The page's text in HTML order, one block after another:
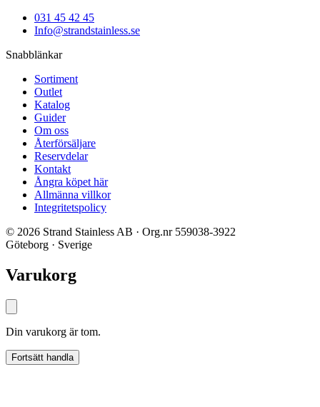
031 45 42 45
Info@strandstainless.se
Snabblänkar
Sortiment
Outlet
Katalog
Guider
Om oss
Återförsäljare
Reservdelar
Kontakt
Ångra köpet här
Allmänna villkor
Integritetspolicy
© 2026 Strand Stainless AB · Org.nr 559038-3922
Göteborg · Sverige
Varukorg
Din varukorg är tom.
Fortsätt handla